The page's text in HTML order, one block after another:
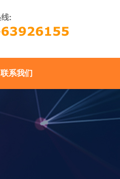
联系我们